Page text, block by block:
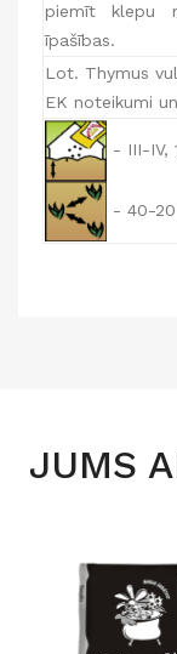
piemīt klepu
īpašības.
Lot. Thymus
EK noteikumi
- III-IV,
- 40-
JUMS